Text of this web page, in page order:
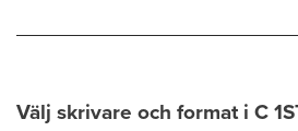
Välj skrivare och format i C